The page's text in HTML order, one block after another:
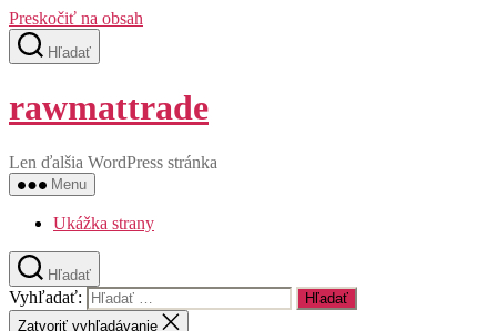
Preskočiť na obsah
Hľadať
rawmattrade
Len ďalšia WordPress stránka
Menu
Ukážka strany
Hľadať
Vyhľadať:
Zatvoriť vyhľadávanie